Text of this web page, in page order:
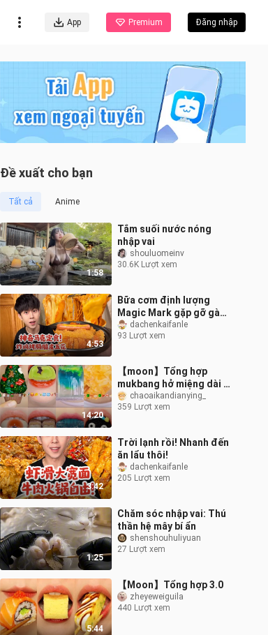
App Premium Đăng nhập
Đề xuất cho bạn
Tất cả Anime
1:58
Tắm suối nước nóng
nhập vai
shouluomeinv
30.6K Lượt xem
4:53
Bữa cơm định lượng
Magic Mark gặp gỡ gà
rán, xúc xích nướng và ba
chỉ giòn!
dachenkaifanle
93 Lượt xem
14:20
【moon】Tổng hợp
mukbang hở miệng dài 15
phútchaoaikandianying_
359 Lượt xem
3:42
Trời lạnh rồi! Nhanh đến
ăn lẩu thôi!
dachenkaifanle
205 Lượt xem
1:25
Chăm sóc nhập vai: Thú
thần hệ mây bí ẩn
shenshouhuliyuan
27 Lượt xem
5:44
【Moon】Tổng hợp 3.0
zheyeweiguila
440 Lượt xem